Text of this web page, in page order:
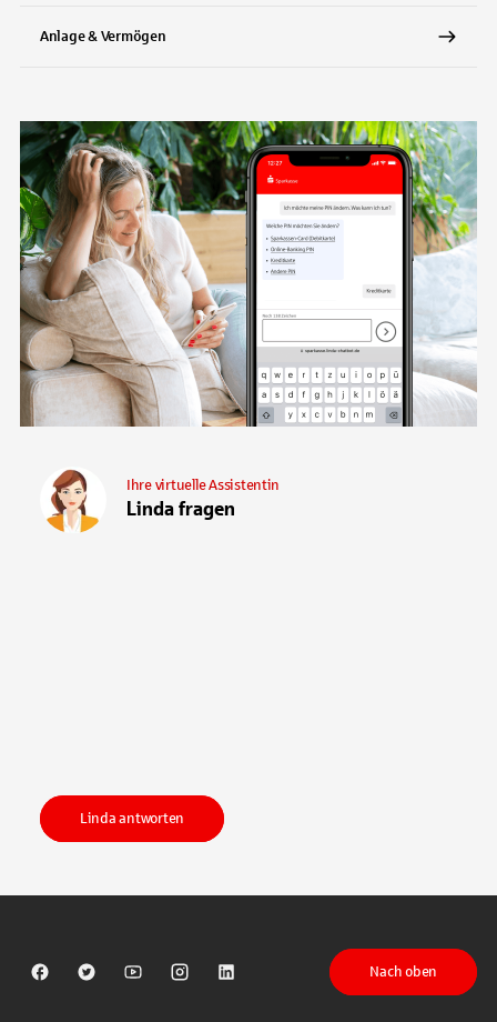
Anlage & Vermögen
Linda fragen
Ihre virtuelle Assistentin
Linda antworten
Sparkasse auf Facebook
Sparkasse auf Twitter
Sparkasse auf Youtube
Sparkasse auf Instagram
Sparkasse auf LinkedIn
Nach oben